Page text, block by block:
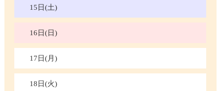
15日(土)
16日(日)
17日(月)
18日(火)